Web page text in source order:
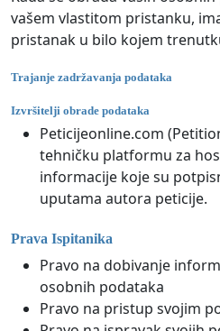
vašem vlastitom pristanku,
pristanak u bilo kojem
Trajanje zadržavanja podataka
Izvršitelji obrade podataka
Peticijeonline.com
tehničku platformu za
informacije koje su
uputama autora peticije.
Prava Ispitanika
Pravo na dobivanje
osobnih podataka
Pravo na pristup svojim